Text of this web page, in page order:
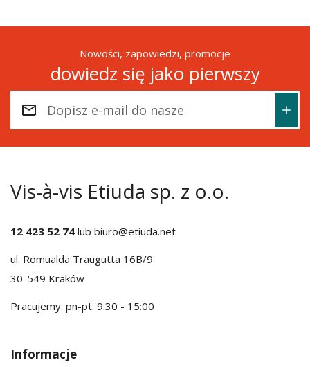
Nowości, zapowiedzi, promocje
dowiedz się jako pierwszy
Vis-à-vis Etiuda sp. z o.o.
12 423 52 74 lub biuro@etiuda.net
ul. Romualda Traugutta 16B/9
30-549 Kraków
Pracujemy: pn-pt: 9:30 - 15:00
Informacje